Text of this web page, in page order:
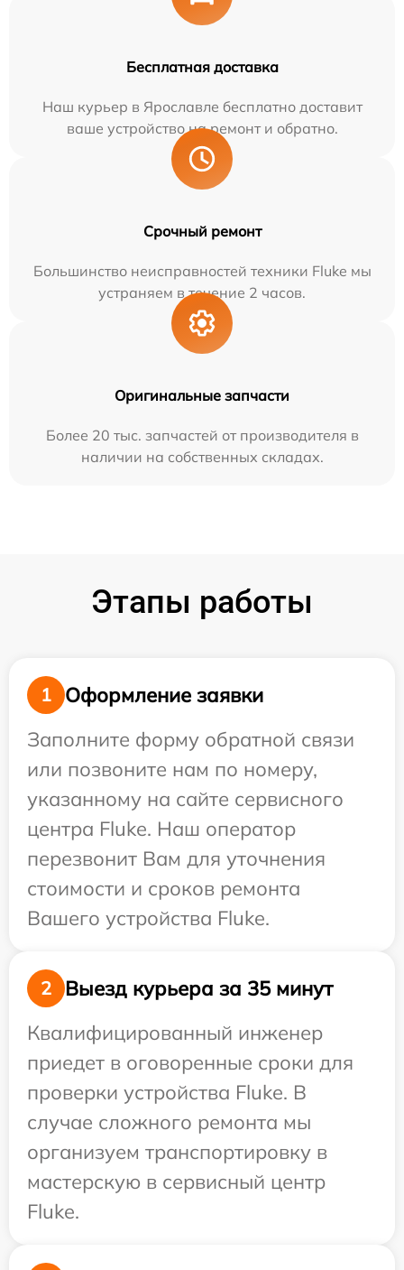
Бесплатная доставка
Наш курьер в Ярославле бесплатно доставит
ваше устройство на ремонт и обратно.
Срочный ремонт
Большинство неисправностей техники Fluke мы
устраняем в течение 2 часов.
Оригинальные запчасти
Более 20 тыс. запчастей от производителя в
наличии на собственных складах.
Этапы работы
1
Оформление заявки
Заполните форму обратной связи
или позвоните нам по номеру,
указанному на сайте сервисного
центра Fluke. Наш оператор
перезвонит Вам для уточнения
стоимости и сроков ремонта
Вашего устройства Fluke.
2
Выезд курьера за 35 минут
Квалифицированный инженер
приедет в оговоренные сроки для
проверки устройства Fluke. В
случае сложного ремонта мы
организуем транспортировку в
мастерскую в сервисный центр
Fluke.